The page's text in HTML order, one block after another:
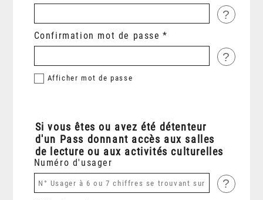
?
Confirmation mot de passe
?
Afficher mot de passe
Si vous êtes ou avez été détenteur
d'un Pass donnant accès aux salles
de lecture ou aux activités culturelles
Numéro d'usager
?